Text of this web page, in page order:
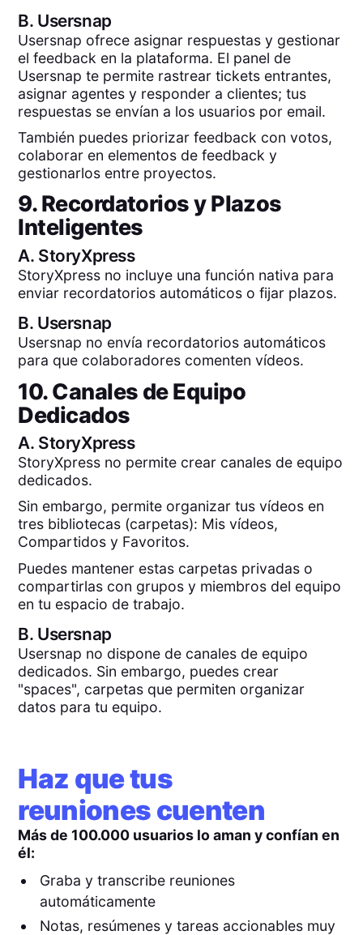
B. Usersnap
Usersnap ofrece asignar respuestas y gestionar
el feedback en la plataforma. El panel de
Usersnap te permite rastrear tickets entrantes,
asignar agentes y responder a clientes; tus
respuestas se envían a los usuarios por email.
También puedes priorizar feedback con votos,
colaborar en elementos de feedback y
gestionarlos entre proyectos.
9. Recordatorios y Plazos
Inteligentes
A. StoryXpress
StoryXpress no incluye una función nativa para
enviar recordatorios automáticos o fijar plazos.
B. Usersnap
Usersnap no envía recordatorios automáticos
para que colaboradores comenten vídeos.
10. Canales de Equipo
Dedicados
A. StoryXpress
StoryXpress no permite crear canales de equipo
dedicados.
Sin embargo, permite organizar tus vídeos en
tres bibliotecas (carpetas): Mis vídeos,
Compartidos y Favoritos.
Puedes mantener estas carpetas privadas o
compartirlas con grupos y miembros del equipo
en tu espacio de trabajo.
B. Usersnap
Usersnap no dispone de canales de equipo
dedicados. Sin embargo, puedes crear
"spaces", carpetas que permiten organizar
datos para tu equipo.
Haz que tus
reuniones cuenten
Más de 100.000 usuarios lo aman y confían en
él:
Graba y transcribe reuniones
automáticamente
Notas, resúmenes y tareas accionables muy